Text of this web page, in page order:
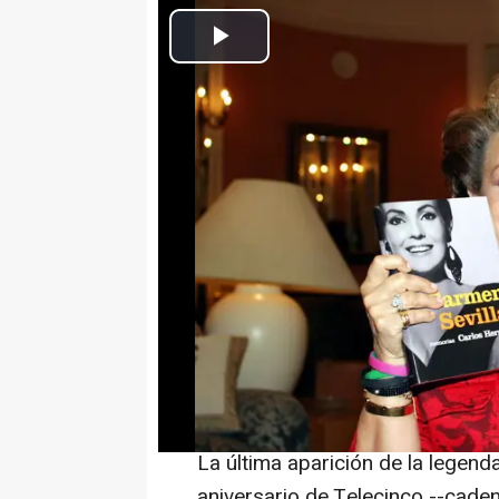
Europa Press Cultura
Actualizado: martes, 27 junio 2023 23:45
MADRID, 27 (EUROPA PRESS)
La actriz Carmen Sevilla ha
informado su hijo a Europa
Fue trasladada este lunes
(Madrid) hasta un hospital
Sevilla vivió en una residencia
ser diagnosticada de Alzhéimer.
La última aparición de la